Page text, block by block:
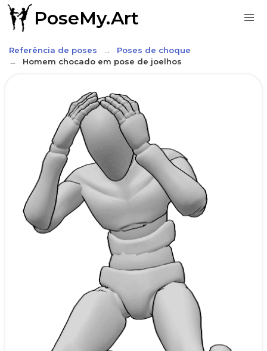
PoseMy.Art
Referência de poses
Poses de choque
Homem chocado em pose de joelhos